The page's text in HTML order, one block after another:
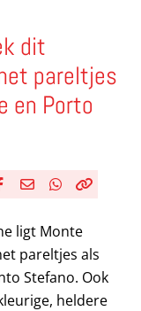
dit
pareltjes
en Porto
ligt Monte
pareltjes als
Stefano. Ook
heldere